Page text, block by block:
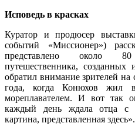
Исповедь в красках
Куратор и продюсер
событий «Миссионер»)
представлено около
путешественника,
обратил внимание зрителей
года, когда Конюхов жил
мореплавателем. И вот так
каждый день ждала отца с
картина, представленная здесь».